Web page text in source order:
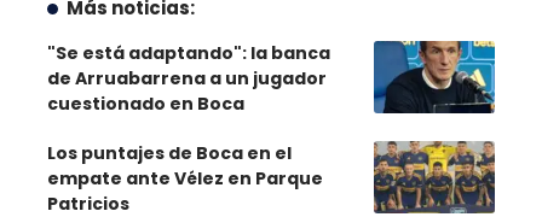
Más noticias:
"Se está adaptando": la banca
de Arruabarrena a un jugador
cuestionado en Boca
Los puntajes de Boca en el
empate ante Vélez en Parque
Patricios